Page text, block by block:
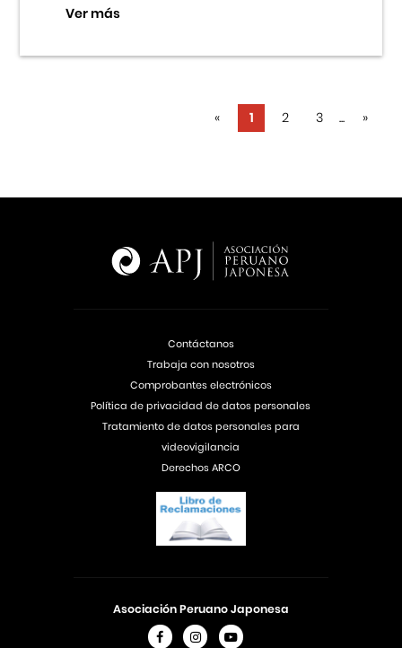
Ver más
« 1 2 3 ... »
Asociación Peruano Japonesa
Contáctanos
Trabaja con nosotros
Comprobantes electrónicos
Política de privacidad de datos personales
Tratamiento de datos personales para
videovigilancia
Derechos ARCO